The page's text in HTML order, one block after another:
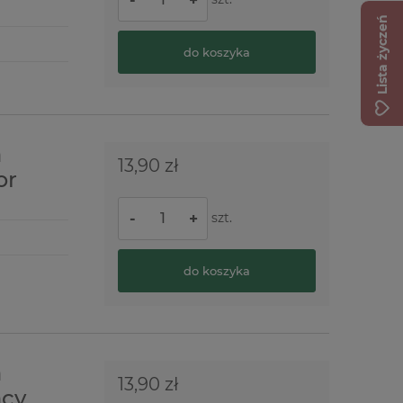
do koszyka
13,90 zł
- + szt.
do koszyka
13,90 zł
Lista życzeń